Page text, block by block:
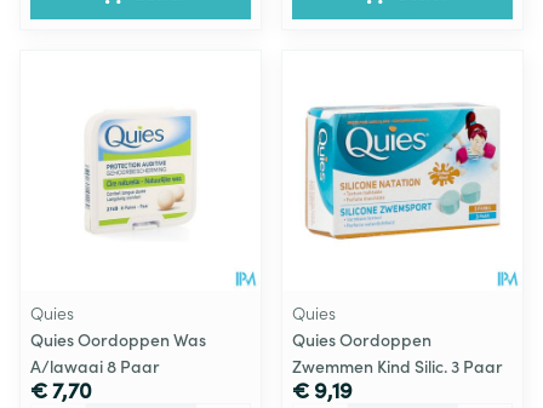
Quies
Quies Oordoppen Was
A/lawaai 8 Paar
€ 7,70
Quies
Quies Oordoppen
Zwemmen Kind Silic. 3 Paar
€ 9,19